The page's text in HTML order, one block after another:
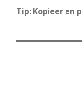
Tip: Kopieer en